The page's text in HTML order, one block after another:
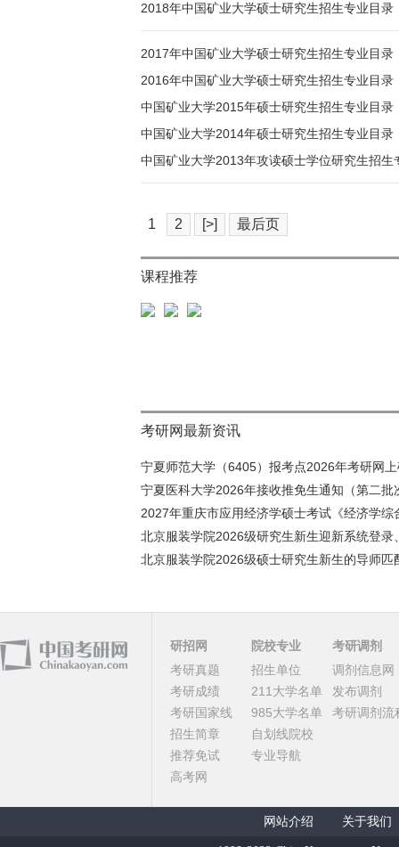
2018年中国矿业大学硕士研究生招生专业目录
2017年中国矿业大学硕士研究生招生专业目录
2016年中国矿业大学硕士研究生招生专业目录
中国矿业大学2015年硕士研究生招生专业目录
中国矿业大学2014年硕士研究生招生专业目录
中国矿业大学2013年攻读硕士学位研究生招生
1 2 [>] 最后页
课程推荐
考研网最新资讯
宁夏师范大学（6405）报考点2026年考研网
宁夏医科大学2026年接收推免生通知（第二批
2027年重庆市应用经济学硕士考试《经济学综
北京服装学院2026级研究生新生迎新系统登录
北京服装学院2026级硕士研究生新生的导师匹
研招网
考研真题
考研成绩
考研国家线
招生简章
推荐免试
高考网
院校专业
招生单位
211大学名单
985大学名单
自划线院校
专业导航
考研调剂
调剂信息网
发布调剂
考研调剂流
网站介绍 关于我们